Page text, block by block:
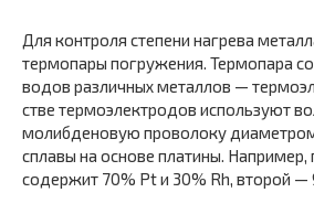
Для контроля степени нагрева
термопары погружения. Термопара
водов различных металлов —
стве термоэлектродов используют
молибденовую проволоку
сплавы на основе платины. Например,
содержит 70% Pt и 30% Rh, второй —